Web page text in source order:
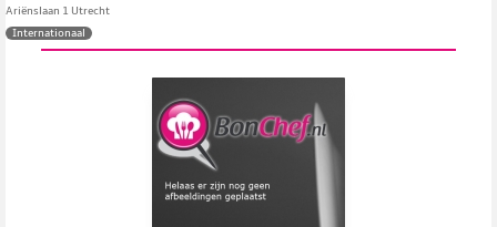
Ariënslaan 1 Utrecht
Internationaal